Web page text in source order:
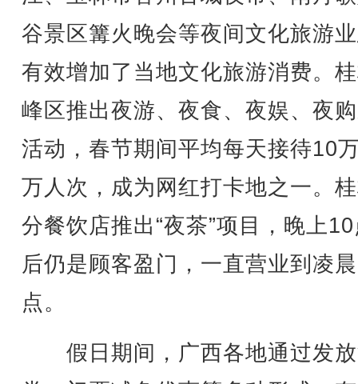
谷景区篝火晚会等夜间文化旅游
有效增加了当地文化旅游消费。
峰区推出夜游、夜食、夜娱、夜
活动，春节期间平均每天接待10
万人次，成为网红打卡地之一。
分餐饮店推出“夜茶”项目，晚上
后仍是顾客盈门，一直营业到凌
点。
假日期间，广西各地通过发